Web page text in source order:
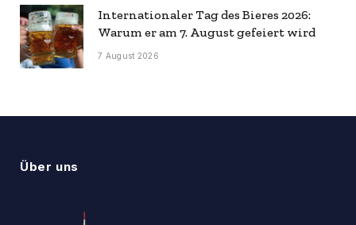
Internationaler Tag des Bieres 2026:
Warum er am 7. August gefeiert wird
7 August 2026
Über uns